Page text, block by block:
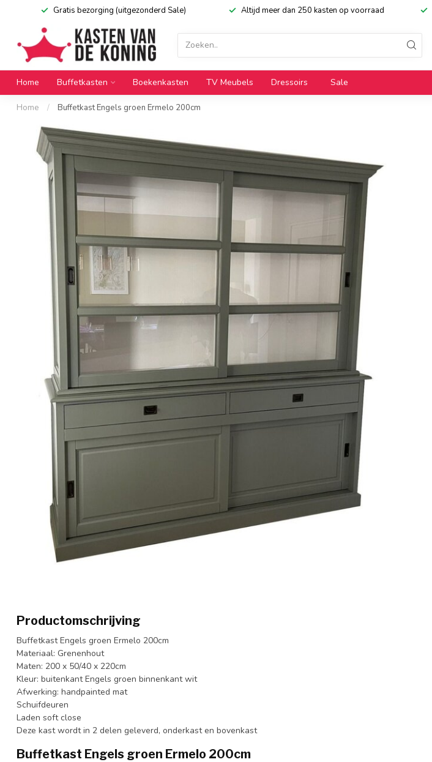
Gratis bezorging (uitgezonderd Sale) Altijd meer dan 250 kasten op voorraad
Home Buffetkasten Boekenkasten TV Meubels Dressoirs Sale
Home / Buffetkast Engels groen Ermelo 200cm
Productomschrijving
Buffetkast Engels groen Ermelo 200cm
Materiaal: Grenenhout
Maten: 200 x 50/40 x 220cm
Kleur: buitenkant Engels groen binnenkant wit
Afwerking: handpainted mat
Schuifdeuren
Laden soft close
Deze kast wordt in 2 delen geleverd, onderkast en bovenkast
Buffetkast Engels groen Ermelo 200cm